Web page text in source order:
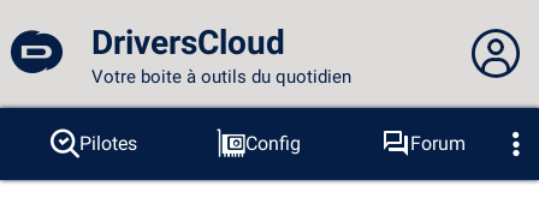
DriversCloud
Votre boite à outils du quotidien
Vous n'êtes pas connecté...
Connexion au site
Pilotes Config
Forum
Sondes
BSOD Outils